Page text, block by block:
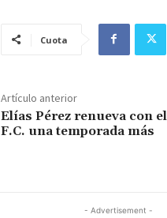
Cuota
Artículo anterior
Elías Pérez renueva con
F.C. una temporada más
- Advertisement -